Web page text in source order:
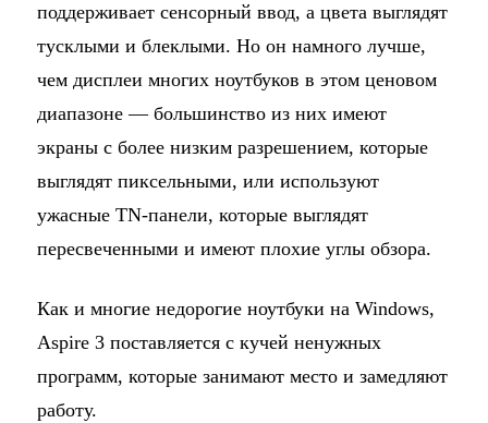
поддерживает сенсорный ввод, а цвета выглядят
тусклыми и блеклыми. Но он намного лучше,
чем дисплеи многих ноутбуков в этом ценовом
диапазоне — большинство из них имеют
экраны с более низким разрешением, которые
выглядят пиксельными, или используют
ужасные TN-панели, которые выглядят
пересвеченными и имеют плохие углы обзора.
Как и многие недорогие ноутбуки на Windows,
Aspire 3 поставляется с кучей ненужных
программ, которые занимают место и замедляют
работу.